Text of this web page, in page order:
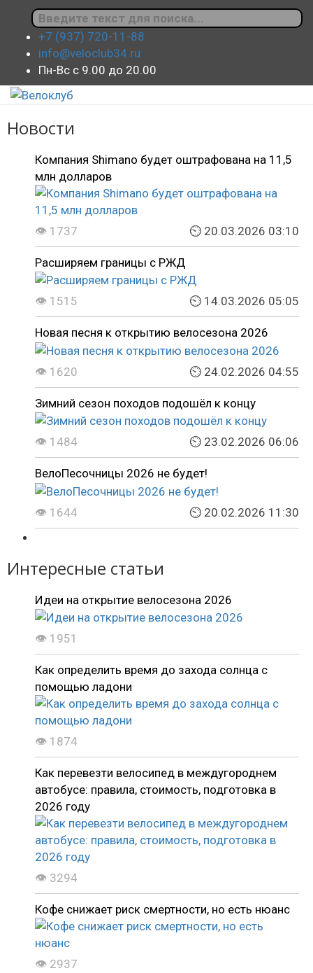
+7 (937) 720-11-88
info@veloclub34.ru
Пн-Вс с 9.00 до 20.00
Новости
Компания Shimano будет оштрафована на 11,5
млн долларов
👁 1737 ⏲ 20.03.2026 03:10
Расширяем границы с РЖД
👁 1515 ⏲ 14.03.2026 05:05
Новая песня к открытию велосезона 2026
👁 1620 ⏲ 24.02.2026 04:55
Зимний сезон походов подошёл к концу
👁 1484 ⏲ 23.02.2026 06:06
ВелоПесочницы 2026 не будет!
👁 1644 ⏲ 20.02.2026 11:30
Интересные статьи
Идеи на открытие велосезона 2026
👁 1951
Как определить время до захода солнца с
помощью ладони
👁 1874
Как перевезти велосипед в междугороднем
автобусе: правила, стоимость, подготовка в
2026 году
👁 3294
Кофе снижает риск смертности, но есть нюанс
👁 2937